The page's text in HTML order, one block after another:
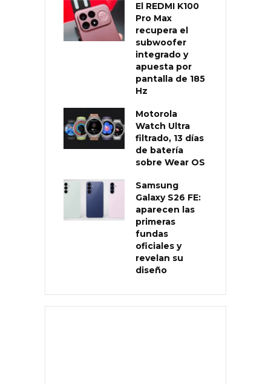
El REDMI K100
Pro Max
recupera el
subwoofer
integrado y
apuesta por
pantalla de 185
Hz
Motorola
Watch Ultra
filtrado, 13 días
de batería
sobre Wear OS
Samsung
Galaxy S26 FE:
aparecen las
primeras
fundas
oficiales y
revelan su
diseño